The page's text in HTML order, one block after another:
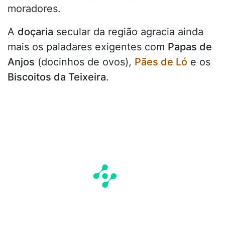
moradores.
A doçaria secular da região agracia ainda
mais os paladares exigentes com Papas de
Anjos (docinhos de ovos), Pães de Ló e os
Biscoitos da Teixeira.